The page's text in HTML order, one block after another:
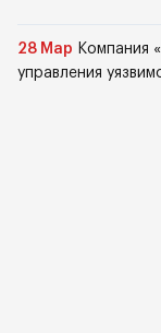
28 Мар Компания
управления